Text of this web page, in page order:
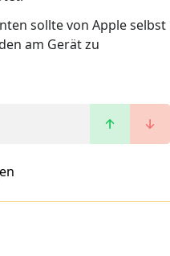
sollte von Apple selbst
am Gerät zu